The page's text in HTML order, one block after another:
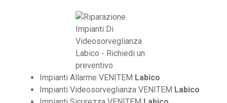
Impianti Allarme VENITEM Labico
Impianti Videosorveglianza VENITEM Labico